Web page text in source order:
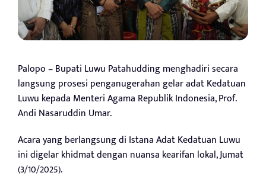
Palopo – Bupati Luwu Patahudding menghadiri secara
langsung prosesi penganugerahan gelar adat Kedatuan
Luwu kepada Menteri Agama Republik Indonesia, Prof.
Andi Nasaruddin Umar.
Acara yang berlangsung di Istana Adat Kedatuan Luwu
ini digelar khidmat dengan nuansa kearifan lokal, Jumat
(3/10/2025).